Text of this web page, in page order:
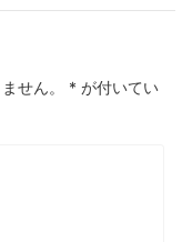
せん。 * が付いてい